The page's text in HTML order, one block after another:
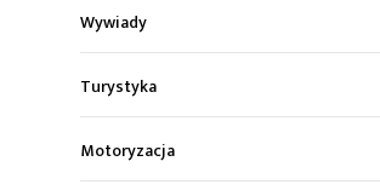
Wywiady
Turystyka
Motoryzacja